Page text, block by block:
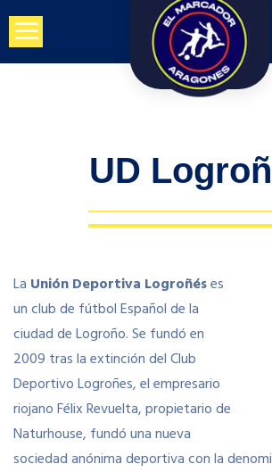
Saltar
contenido
UD
La Unión Deportiva Logroñéses
un club de fútbol Español de la
ciudad de Logroño. Se fundó en
2009 tras la extinción del Club
Deportivo Logroñes, el empresario
riojano Félix Revuelta, propietario de
Naturhouse, fundó una nueva
sociedad anónima deportiva con la